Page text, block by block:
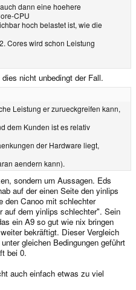
dann eine hoehere
CPU
hoch belastet ist, wie die
Cores wird schon Leistung
nicht unbedingt der Fall.
Leistung er zurueckgreifen kann,
dem Kunden ist es relativ
der Hardware liegt,
aendern kann).
sondern um Aussagen. Eds
auf der einen Seite den yinlips
den Canoo mit schlechter
auf dem yinlips schlechter". Sein
ein A9 so gut wie nix bringen
bekräftigt. Dieser Vergleich
gleichen Bedingungen geführt
bei 0.
auch einfach etwas zu viel